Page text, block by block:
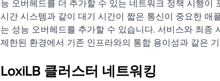
능 오버헤드를 더 추가할 수 있는 네트워크 정책 시행이
시간 시스템과 같이 대기 시간이 짧은 통신이 중요한 애
는 성능 오버헤드를 추가할 수 있습니다. 서비스와 최종
제한된 환경에서 기존 인프라와의 통합 용이성과 같은
LoxiLB 클러스터 네트워킹